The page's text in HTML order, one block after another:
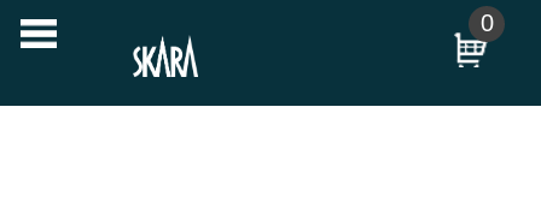
huvudinnehållet
0